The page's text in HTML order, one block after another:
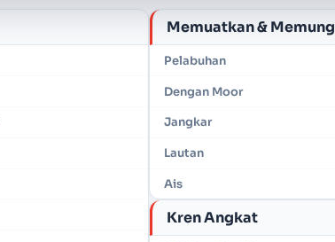
Memuatkan &
Pelabuhan
Dengan Moor
Jangkar
Lautan
Ais
Kren Angkat